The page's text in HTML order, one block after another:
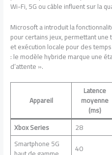
Wi-Fi, 5G ou câble influent sur la
Microsoft a introduit la
pour certains jeux, permettant
et exécution locale pour des
: le modèle hybride marque une
d’attente ».
Appareil
Latence
moyenne
(ms)
Xbox Series
28
Smartphone 5G
40